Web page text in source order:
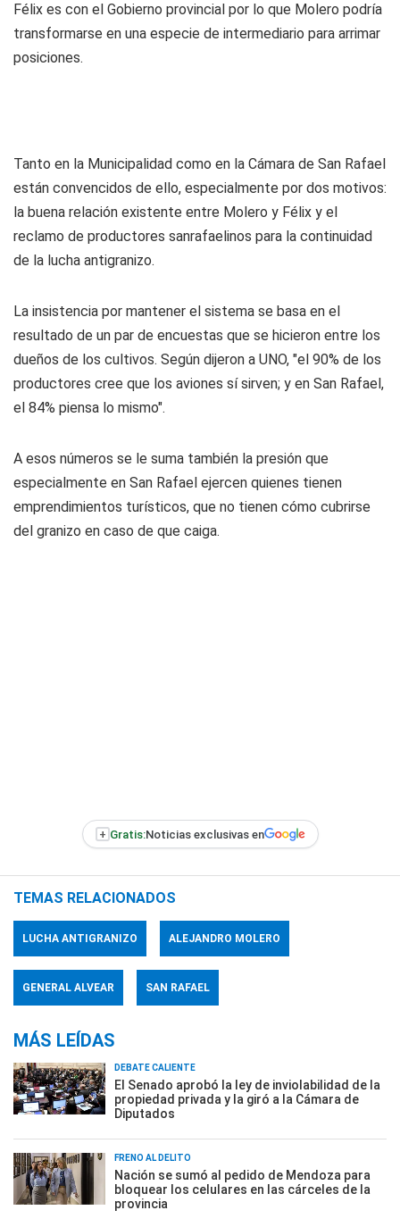
Félix es con el Gobierno provincial por lo que Molero podría
transformarse en una especie de intermediario para arrimar
posiciones.
Tanto en la Municipalidad como en la Cámara de San Rafael
están convencidos de ello, especialmente por dos motivos:
la buena relación existente entre Molero y Félix y el
reclamo de productores sanrafaelinos para la continuidad
de la lucha antigranizo.
La insistencia por mantener el sistema se basa en el
resultado de un par de encuestas que se hicieron entre los
dueños de los cultivos. Según dijeron a UNO, "el 90% de los
productores cree que los aviones sí sirven; y en San Rafael,
el 84% piensa lo mismo".
A esos números se le suma también la presión que
especialmente en San Rafael ejercen quienes tienen
emprendimientos turísticos, que no tienen cómo cubrirse
del granizo en caso de que caiga.
+ Gratis:Noticias exclusivas en
TEMAS RELACIONADOS
LUCHA ANTIGRANIZO ALEJANDRO MOLERO
GENERAL ALVEAR SAN RAFAEL
MÁS LEÍDAS
DEBATE CALIENTE
El Senado aprobó la ley de inviolabilidad de la
propiedad privada y la giró a la Cámara de
Diputados
FRENO AL DELITO
Nación se sumó al pedido de Mendoza para
bloquear los celulares en las cárceles de la
provincia